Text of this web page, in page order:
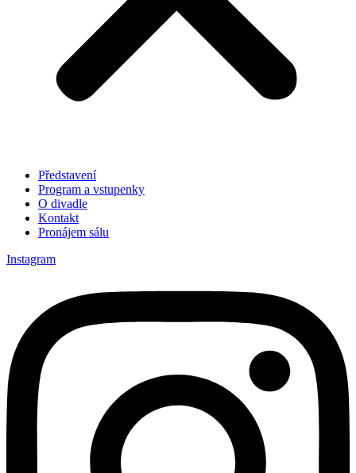
Představení
Program a vstupenky
O divadle
Kontakt
Pronájem sálu
Instagram